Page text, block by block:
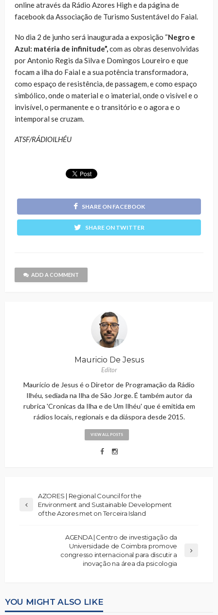
online através da Rádio Azores High e da página de
facebook da Associação de Turismo Sustentável do Faial.
No dia 2 de junho será inaugurada a exposição “Negro e
Azul: matéria de infinitude”,com as obras desenvolvidas
por Antonio Regis da Silva e Domingos Loureiro e que
focam a ilha do Faial e a sua potência transformadora,
como espaço de resistência, de passagem, e como espaço
simbólico, onde o material e o imaterial, onde o visível e o
invisível, o permanente e o transitório e o agora e o
intemporal se cruzam.
ATSF/RÁDIOILHÉU
SHARE ON FACEBOOK
SHARE ON TWITTER
ADD A COMMENT
Mauricio De Jesus
Editor
Maurício de Jesus é o Diretor de Programação da Rádio
Ilhéu, sediada na Ilha de São Jorge. É também autor da
rubrica 'Cronicas da Ilha e de Um Ilhéu' que é emitida em
rádios locais, regionais e da diáspora desde 2015.
VIEW ALL POSTS
AZORES | Regional Council for the
Environment and Sustainable Development
of the Azores met on Terceira Island
AGENDA | Centro de investigação da
Universidade de Coimbra promove
congresso internacional para discutir a
inovação na área da psicologia
YOU MIGHT ALSO LIKE